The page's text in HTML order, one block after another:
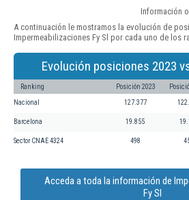
Información
A continuación le mostramos la evolución de
Impermeabilizaciones Fy Sl por cada uno de los
Evolución posiciones 2023
Ranking Posición 2023
Nacional 127.377
Barcelona 19.855
Sector CNAE 4324 498
Acceda a toda la información de
Fy Sl